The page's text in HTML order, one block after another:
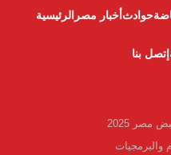
حوادث أخبار مصر الرئيسية
إتصل بنا
2025
والبرمجيات